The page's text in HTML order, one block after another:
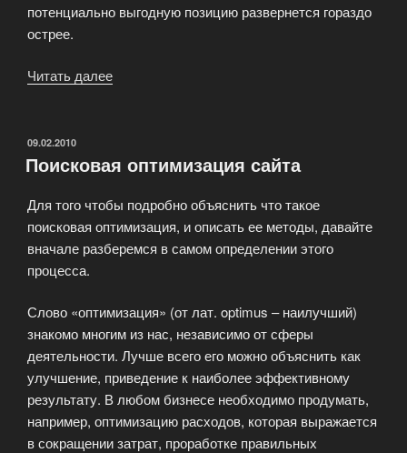
потенциально выгодную позицию развернется гораздо
острее.
Читать далее
поисковой
Майл.ру»
ОПУБЛИКОВАНО
09.02.2010
Поисковая оптимизация сайта
Для того чтобы подробно объяснить что такое
поисковая оптимизация, и описать ее методы, давайте
вначале разберемся в самом определении этого
процесса.
Слово «оптимизация» (от лат. optimus – наилучший)
знакомо многим из нас, независимо от сферы
деятельности. Лучше всего его можно объяснить как
улучшение, приведение к наиболее эффективному
результату. В любом бизнесе необходимо продумать,
например, оптимизацию расходов, которая выражается
в сокращении затрат, проработке правильных